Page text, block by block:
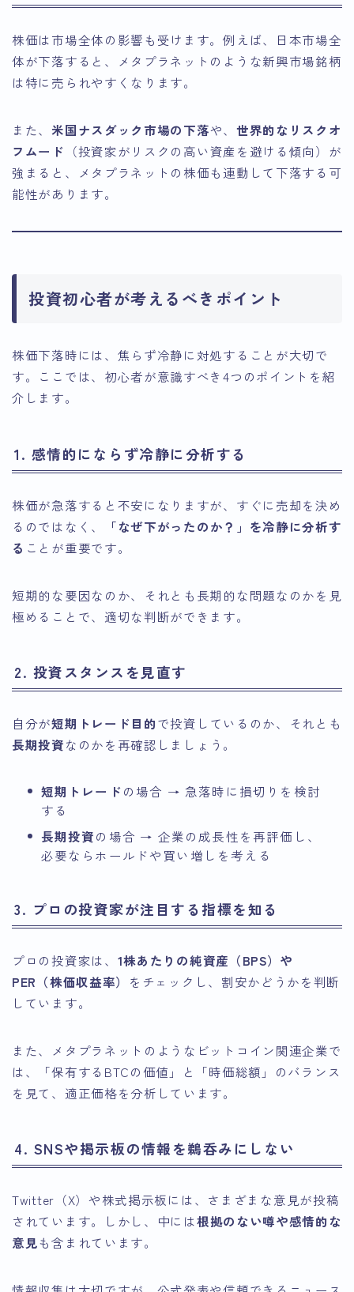
株価は市場全体の影響も受けます。例えば、日本市場全
体が下落すると、メタプラネットのような新興市場銘柄
は特に売られやすくなります。
また、米国ナスダック市場の下落や、 世界的なリスクオ
フムード
（投資家がリスクの高い資産を避ける傾向）が
強まると、メタプラネットの株価も連動して下落する可
能性があります。
投資初心者が考えるべきポイント
株価下落時には、焦らず冷静に対処することが大切で
す。ここでは、初心者が意識すべき4つのポイントを紹
介します。
1. 感情的にならず冷静に分析する
株価が急落すると不安になりますが、すぐに売却を決め
るのではなく、
「なぜ下がったのか？」を冷静に分析す
る ことが重要です。
短期的な要因なのか、それとも長期的な問題なのかを見
極めることで、適切な判断ができます。
2. 投資スタンスを見直す
自分が短期トレード目的で投資しているのか、それとも
長期投資なのかを再確認しましょう。
短期トレード の場合 → 急落時に損切りを検討
する
長期投資の場合 → 企業の成長性を再評価し、
必要ならホールドや買い増しを考える
3. プロの投資家が注目する指標を知る
プロの投資家は、 1株あたりの純資産（BPS）や
PER（株価収益率） をチェックし、割安かどうかを判断
しています。
また、メタプラネットのようなビットコイン関連企業で
は、「保有するBTCの価値」と「時価総額」のバランス
を見て、適正価格を分析しています。
4. SNSや掲示板の情報を鵜呑みにしない
Twitter（X）や株式掲示板には、さまざまな意見が投稿
されています。しかし、中には根拠のない噂や感情的な
意見も含まれています。